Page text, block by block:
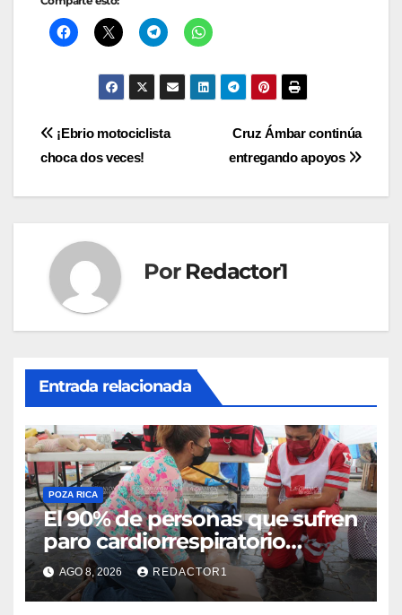
Navegación
Cruz Ámbar continúa
entregando apoyos
¡Ebrio motociclista
choca dos veces!
Por Redactor1
Entrada relacionada
POZA RICA
El 90% de personas que sufren
paro cardiorrespiratorio
mueren
AGO 8, 2026 REDACTOR1